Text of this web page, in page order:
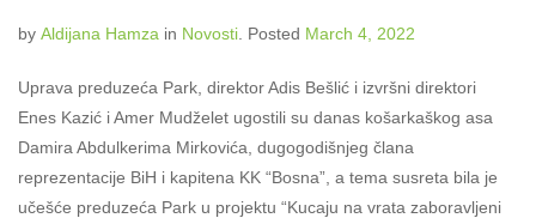
by Aldijana Hamza in Novosti Posted March 4, 2022
Uprava preduzeća Park, direktor Adis Bešlić i izvršni direktori
Enes Kazić i Amer Mudželet ugostili su danas košarkaškog asa
Damira Abdulkerima Mirkovića, dugogodišnjeg člana
reprezentacije BiH i kapitena KK “Bosna”, a tema susreta bila je
učešće preduzeća Park u projektu “Kucaju na vrata zaboravljeni